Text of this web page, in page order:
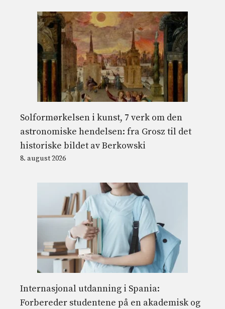
Solformørkelsen i kunst, 7 verk om den
astronomiske hendelsen: fra Grosz til det
historiske bildet av Berkowski
8. august 2026
Internasjonal utdanning i Spania:
Forbereder studentene på en akademisk og